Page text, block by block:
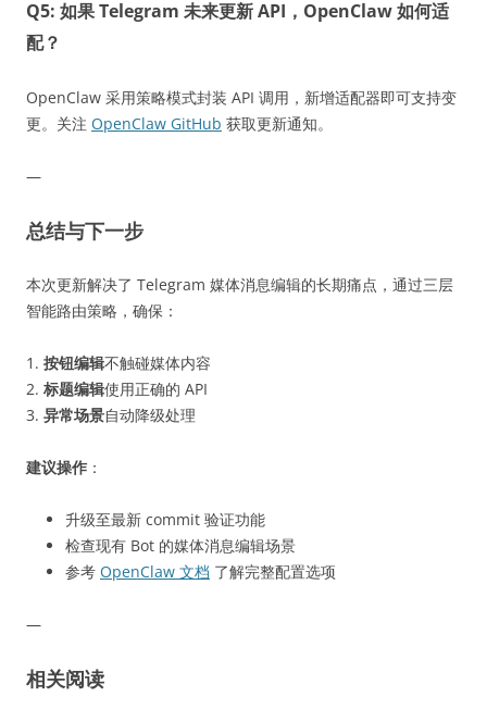
Q5: 如果 Telegram 未来更新 API，OpenClaw 如何适
配？
OpenClaw 采用策略模式封装 API 调用，新增适配器即可支持变
更。关注 OpenClaw GitHub 获取更新通知。
—
总结与下一步
本次更新解决了 Telegram 媒体消息编辑的长期痛点，通过三层
智能路由策略，确保：
1. 按钮编辑不触碰媒体内容
2. 标题编辑使用正确的 API
3. 异常场景自动降级处理
建议操作 ：
升级至最新 commit 验证功能
检查现有 Bot 的媒体消息编辑场景
参考 OpenClaw 文档 了解完整配置选项
—
相关阅读